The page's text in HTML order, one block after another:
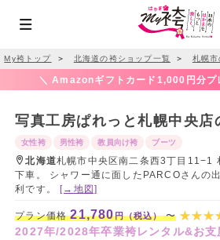
My袴トップ ＞ 北海道の袴ショップ一覧 ＞ 札幌
＼ Amazonギフトカード1,000円分プ
写真工房ぱれっと札幌中央店
女性袴 男性袴 教員向け袴 ブーツ
北海道札幌市中央区南二条西3丁目11−1
下車。 シャワー通に面したPARCOさんの
利です。[→地図]
プラン価格21,780円（税込）〜
2027年/2028年卒業袴レンタル&お支